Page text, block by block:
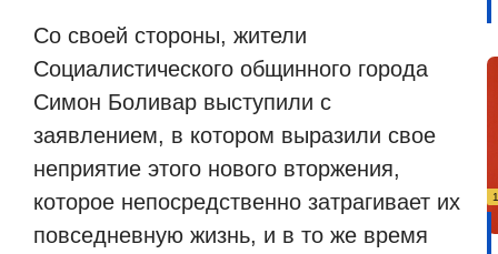
Со своей стороны, жители
Социалистического общинного города
Симон Боливар выступили с
заявлением, в котором выразили свое
неприятие этого нового вторжения,
которое непосредственно затрагивает их
повседневную жизнь, и в то же время